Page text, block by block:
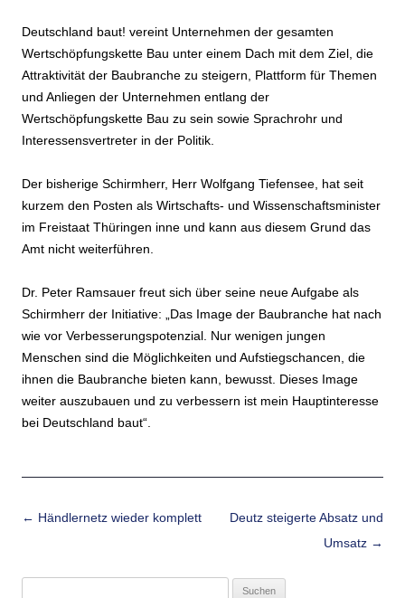
Deutschland baut! vereint Unternehmen der gesamten
Wertschöpfungskette Bau unter einem Dach mit dem Ziel, die
Attraktivität der Baubranche zu steigern, Plattform für Themen
und Anliegen der Unternehmen entlang der
Wertschöpfungskette Bau zu sein sowie Sprachrohr und
Interessensvertreter in der Politik.
Der bisherige Schirmherr, Herr Wolfgang Tiefensee, hat seit
kurzem den Posten als Wirtschafts- und Wissenschaftsminister
im Freistaat Thüringen inne und kann aus diesem Grund das
Amt nicht weiterführen.
Dr. Peter Ramsauer freut sich über seine neue Aufgabe als
Schirmherr der Initiative: „Das Image der Baubranche hat nach
wie vor Verbesserungspotenzial. Nur wenigen jungen
Menschen sind die Möglichkeiten und Aufstiegschancen, die
ihnen die Baubranche bieten kann, bewusst. Dieses Image
weiter auszubauen und zu verbessern ist mein Hauptinteresse
bei Deutschland baut“.
Beitrags-Navigation
← Händlernetz wieder komplett
Deutz steigerte Absatz und
Umsatz →